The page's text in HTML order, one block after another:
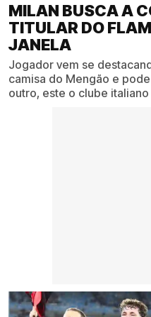
MILAN BUSCA A
TITULAR DO
JANELA
Jogador vem se
camisa do Mengão e
outro, este o clube italiano